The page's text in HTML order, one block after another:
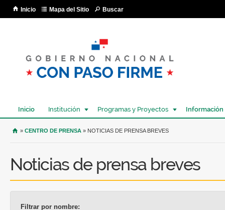
Inicio Mapa del Sitio Buscar
Inicio Institución Programas y Proyectos Información
USTED SE ENCUENTRA AQUÍ
» CENTRO DE PRENSA » NOTICIAS DE PRENSA BREVES
Noticias de prensa breves
Filtrar por nombre: